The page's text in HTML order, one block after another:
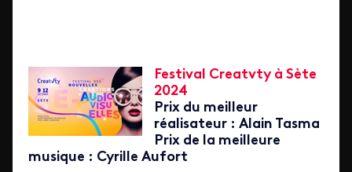
Festival Creatvty à Sète
2024
Prix du meilleur
réalisateur : Alain Tasma
Prix de la meilleure
musique : Cyrille Aufort